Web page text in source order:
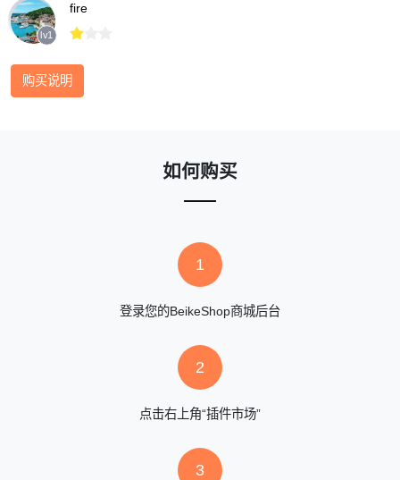
lv1
fire

购买说明
如何购买
1
登录您的BeikeShop商城后台
2
点击右上角“插件市场”
3